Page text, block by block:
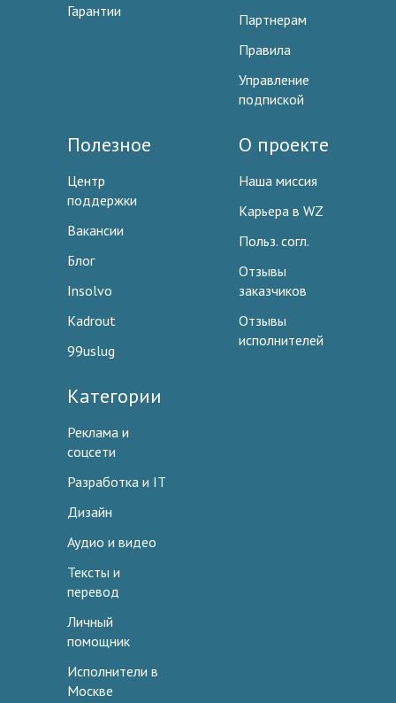
Гарантии
Партнерам
Правила
Управление
подпиской
Полезное
Центр
поддержки
Вакансии
Блог
Insolvo
Kadrout
99uslug
О проекте
Наша миссия
Карьера в WZ
Польз. согл.
Отзывы
заказчиков
Отзывы
исполнителей
Категории
Реклама и
соцсети
Разработка и IT
Дизайн
Аудио и видео
Тексты и
перевод
Личный
помощник
Исполнители в
Москве